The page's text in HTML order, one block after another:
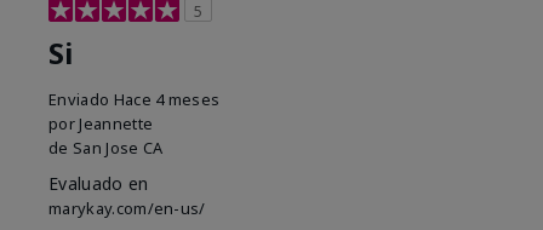
5
Si
Enviado Hace 4 meses
por Jeannette
de San Jose CA
Evaluado en
marykay.com/en-us/